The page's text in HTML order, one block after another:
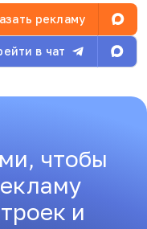
рекламу
в чат
чтобы
и